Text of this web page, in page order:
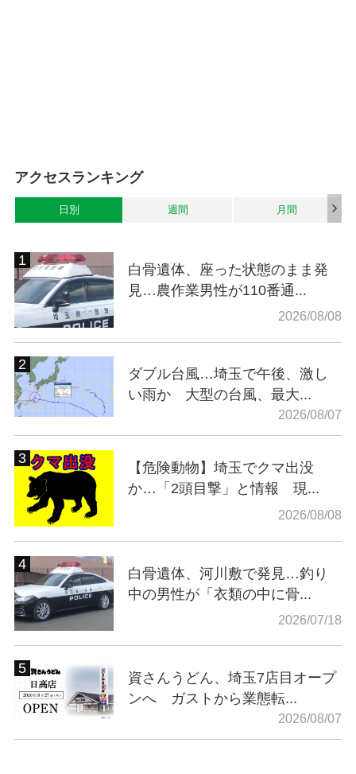
アクセスランキング
日別 週間 月間
白骨遺体、座った状態のまま発
見…農作業男性が110番通...
2026/08/08
ダブル台風…埼玉で午後、激し
い雨か 大型の台風、最大...
2026/08/07
【危険動物】埼玉でクマ出没
か…「2頭目撃」と情報 現...
2026/08/08
白骨遺体、河川敷で発見…釣り
中の男性が「衣類の中に骨...
2026/07/18
資さんうどん、埼玉7店目オープ
ンへ ガストから業態転...
2026/08/07